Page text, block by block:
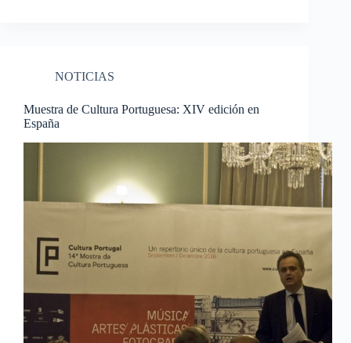
NOTICIAS
Muestra de Cultura Portuguesa: XIV edición en
España